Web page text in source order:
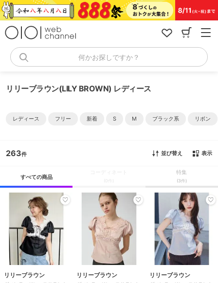
コ
ン
何かお探しですか？
リリーブラウン(LILY BROWN) レディース
レディース フリー 新着 S M ブラック系 リボン
263 並び替え 表示
すべての商品
(0件)
特集
(3件)
リリーブラウン リリーブラウン リリーブラウン